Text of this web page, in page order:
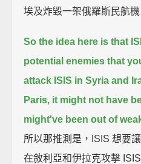
埃及炸毀一架俄羅斯民航機
So the idea here is that
potential enemies that
attack ISIS in Syria and
Paris, it might not have
might've been out of
所以那推測是，ISIS 想要
在敘利亞和伊拉克攻擊